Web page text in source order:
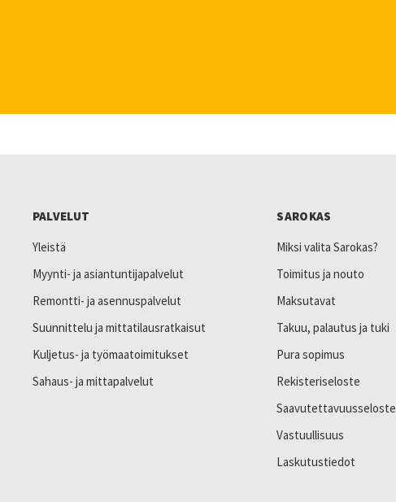
PALVELUT
Yleistä
Myynti- ja asiantuntijapalvelut
Remontti- ja asennuspalvelut
Suunnittelu ja mittatilausratkaisut
Kuljetus- ja työmaatoimitukset
Sahaus- ja mittapalvelut
SAROKAS
Miksi valita Sarokas?
Toimitus ja nouto
Maksutavat
Takuu, palautus ja tuki
Pura sopimus
Rekisteriseloste
Saavutettavuusseloste
Vastuullisuus
Laskutustiedot